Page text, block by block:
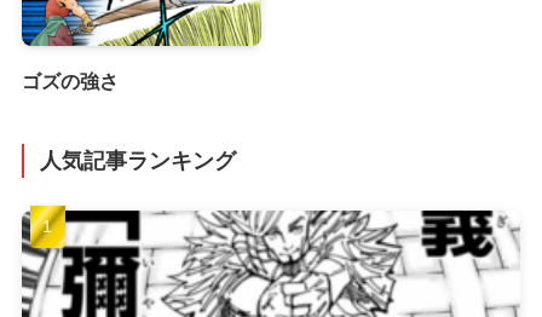
ゴズの強さ
人気記事ランキング